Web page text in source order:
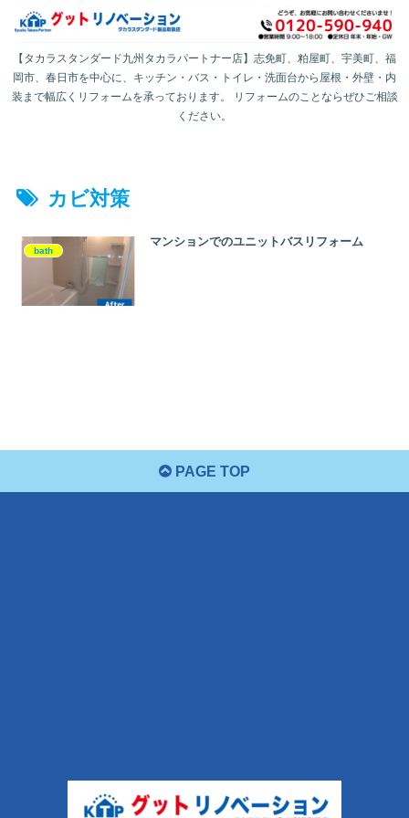
【タカラスタンダード九州タカラパートナー店】志免町、粕屋町、宇美町、福
岡市、春日市を中心に、キッチン・バス・トイレ・洗面台から屋根・外壁・内
装まで幅広くリフォームを承っております。 リフォームのことならぜひご相談
ください。
カビ対策
bath
マンションでのユニットバスリフォーム
PAGE TOP